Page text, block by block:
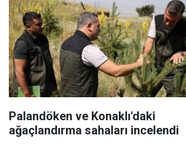
Palandöken ve Konaklı'daki
ağaçlandırma sahaları incelendi